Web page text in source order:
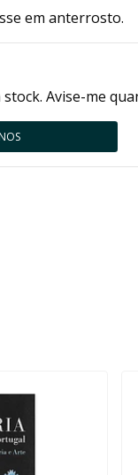
em anterrosto.
Avise-me